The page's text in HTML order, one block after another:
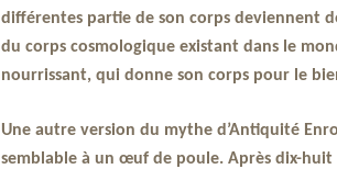
différentes partie de son corps deviennent
du corps cosmologique existant dans le
nourrissant, qui donne son corps pour le
Une autre version du mythe d’Antiquité
semblable à un œuf de poule. Après dix-huit